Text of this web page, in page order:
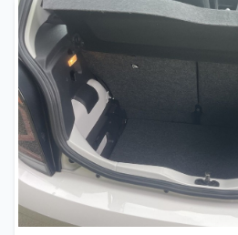
Dæktryksystem
El-ruder
Fjernbetjent centrallås
Fuldautomatisk klimaanlæg